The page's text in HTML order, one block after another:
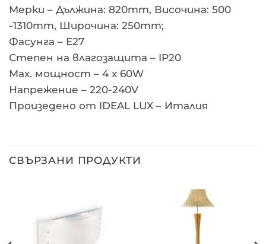
Мерки – Дължина: 820mm, Височина: 500
-1310mm, Широчина: 250mm;
Фасунга – E27
Степен на влагозащита – IP20
Max. мощност – 4 x 60W
Напрежение – 220-240V
Произедено от IDEAL LUX – Италия
СВЪРЗАНИ ПРОДУКТИ